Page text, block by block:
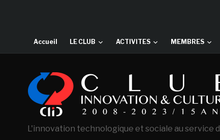
Accueil LE CLUB ACTIVITES MEMBRES
L'innovation technologique et sociale au service